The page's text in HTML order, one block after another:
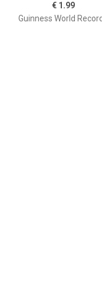
€ 1.99
Guinness World